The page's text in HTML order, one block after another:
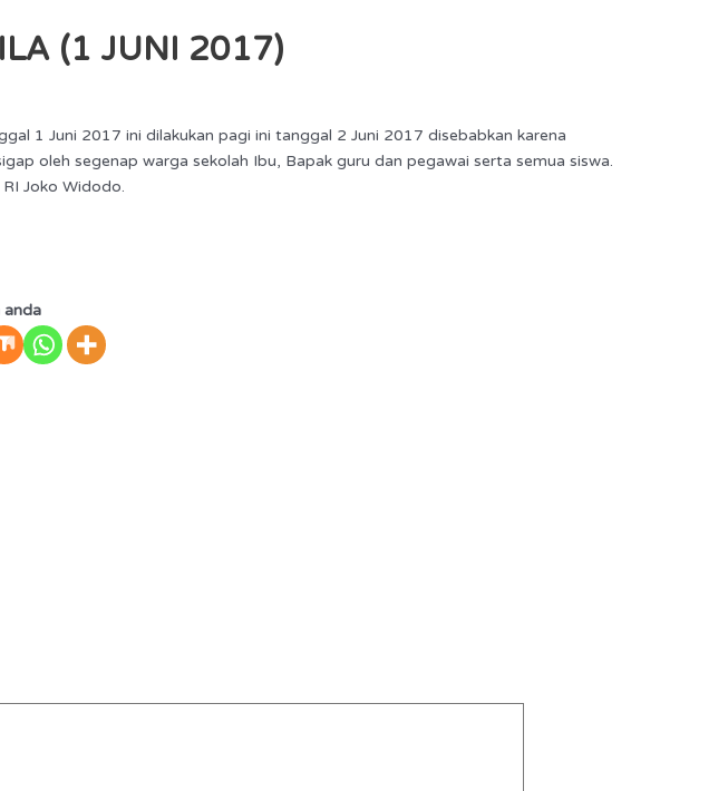
(1 JUNI 2017)
1 Juni 2017 ini dilakukan pagi ini tanggal 2 Juni 2017 disebabkan karena
oleh segenap warga sekolah Ibu, Bapak guru dan pegawai serta semua siswa.
Joko Widodo.
anda